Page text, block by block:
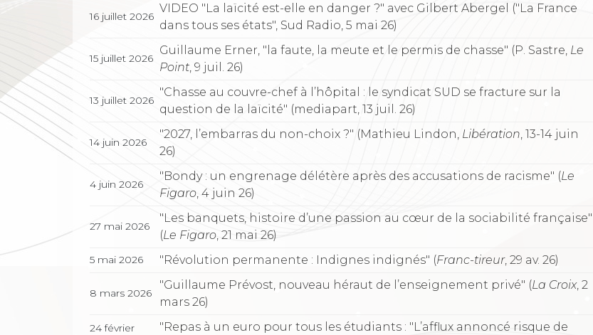
16 juillet 2026
VIDEO "La laïcité est-elle en danger ?" avec Gilbert Abergel ("La France
dans tous ses états", Sud Radio, 5 mai 26)
15 juillet 2026
Guillaume Erner, "la faute, la meute et le permis de chasse" (P. Sastre, Le
Point, 9 juil. 26)
13 juillet 2026
"Chasse au couvre-chef à l’hôpital : le syndicat SUD se fracture sur la
question de la laïcité" (mediapart, 13 juil. 26)
14 juin 2026
"2027, l’embarras du non-choix ?" (Mathieu Lindon, Libération, 13-14 juin
26)
4 juin 2026
"Bondy : un engrenage délétère après des accusations de racisme" (Le
Figaro, 4 juin 26)
27 mai 2026
"Les banquets, histoire d’une passion au cœur de la sociabilité française"
(Le Figaro, 21 mai 26)
5 mai 2026 "Révolution permanente : Indignes indignés" (Franc-tireur, 29 av. 26)
8 mars 2026
"Guillaume Prévost, nouveau héraut de l’enseignement privé" (La Croix, 2
mars 26)
24 février
"Repas à un euro pour tous les étudiants : "L’afflux annoncé risque de